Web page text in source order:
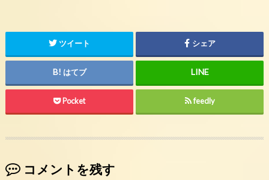
ツイート シェア
はてブ
Pocket feedly
コメントを残す